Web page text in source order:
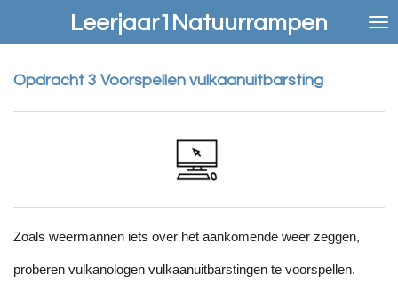
de
Leerjaar1Natuurrampen
Opdracht 3 Voorspellen vulkaanuitbarsting
Zoals weermannen iets over het aankomende weer zeggen,
proberen vulkanologen vulkaanuitbarstingen te voorspellen.